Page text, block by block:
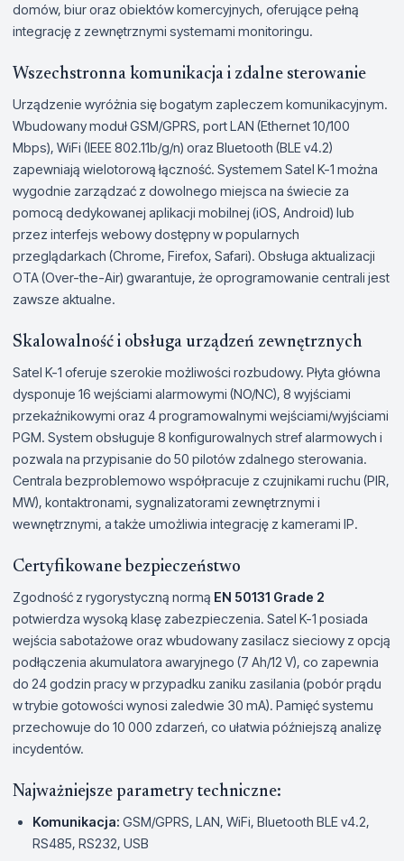
domów, biur oraz obiektów komercyjnych, oferujące pełną
integrację z zewnętrznymi systemami monitoringu.
Wszechstronna komunikacja i zdalne sterowanie
Urządzenie wyróżnia się bogatym zapleczem komunikacyjnym.
Wbudowany moduł GSM/GPRS, port LAN (Ethernet 10/100
Mbps), WiFi (IEEE 802.11b/g/n) oraz Bluetooth (BLE v4.2)
zapewniają wielotorową łączność. Systemem Satel K-1 można
wygodnie zarządzać z dowolnego miejsca na świecie za
pomocą dedykowanej aplikacji mobilnej (iOS, Android) lub
przez interfejs webowy dostępny w popularnych
przeglądarkach (Chrome, Firefox, Safari). Obsługa aktualizacji
OTA (Over-the-Air) gwarantuje, że oprogramowanie centrali jest
zawsze aktualne.
Skalowalność i obsługa urządzeń zewnętrznych
Satel K-1 oferuje szerokie możliwości rozbudowy. Płyta główna
dysponuje 16 wejściami alarmowymi (NO/NC), 8 wyjściami
przekaźnikowymi oraz 4 programowalnymi wejściami/wyjściami
PGM. System obsługuje 8 konfigurowalnych stref alarmowych i
pozwala na przypisanie do 50 pilotów zdalnego sterowania.
Centrala bezproblemowo współpracuje z czujnikami ruchu (PIR,
MW), kontaktronami, sygnalizatorami zewnętrznymi i
wewnętrznymi, a także umożliwia integrację z kamerami IP.
Certyfikowane bezpieczeństwo
Zgodność z rygorystyczną normą EN 50131 Grade 2
potwierdza wysoką klasę zabezpieczenia. Satel K-1 posiada
wejścia sabotażowe oraz wbudowany zasilacz sieciowy z opcją
podłączenia akumulatora awaryjnego (7 Ah/12 V), co zapewnia
do 24 godzin pracy w przypadku zaniku zasilania (pobór prądu
w trybie gotowości wynosi zaledwie 30 mA). Pamięć systemu
przechowuje do 10 000 zdarzeń, co ułatwia późniejszą analizę
incydentów.
Najważniejsze parametry techniczne:
Komunikacja: GSM/GPRS, LAN, WiFi, Bluetooth BLE v4.2,
RS485, RS232, USB